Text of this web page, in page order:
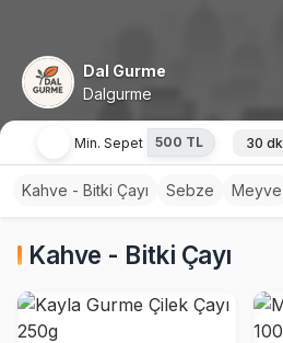
Dal Gurme
Dalgurme
Min. Sepet 500 TL 30 dk
Kahve - Bitki Çayı Sebze Meyve
Kahve - Bitki Çayı